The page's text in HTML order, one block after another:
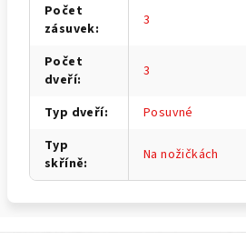
Počet
zásuvek: 3
Počet
dveří: 3
Typ dveří:
Posuvné
Typ
skříně: Na nožičkách